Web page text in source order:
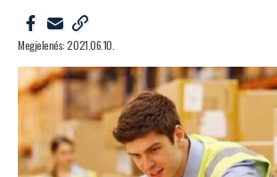
Megjelenés: 2021.06.10.